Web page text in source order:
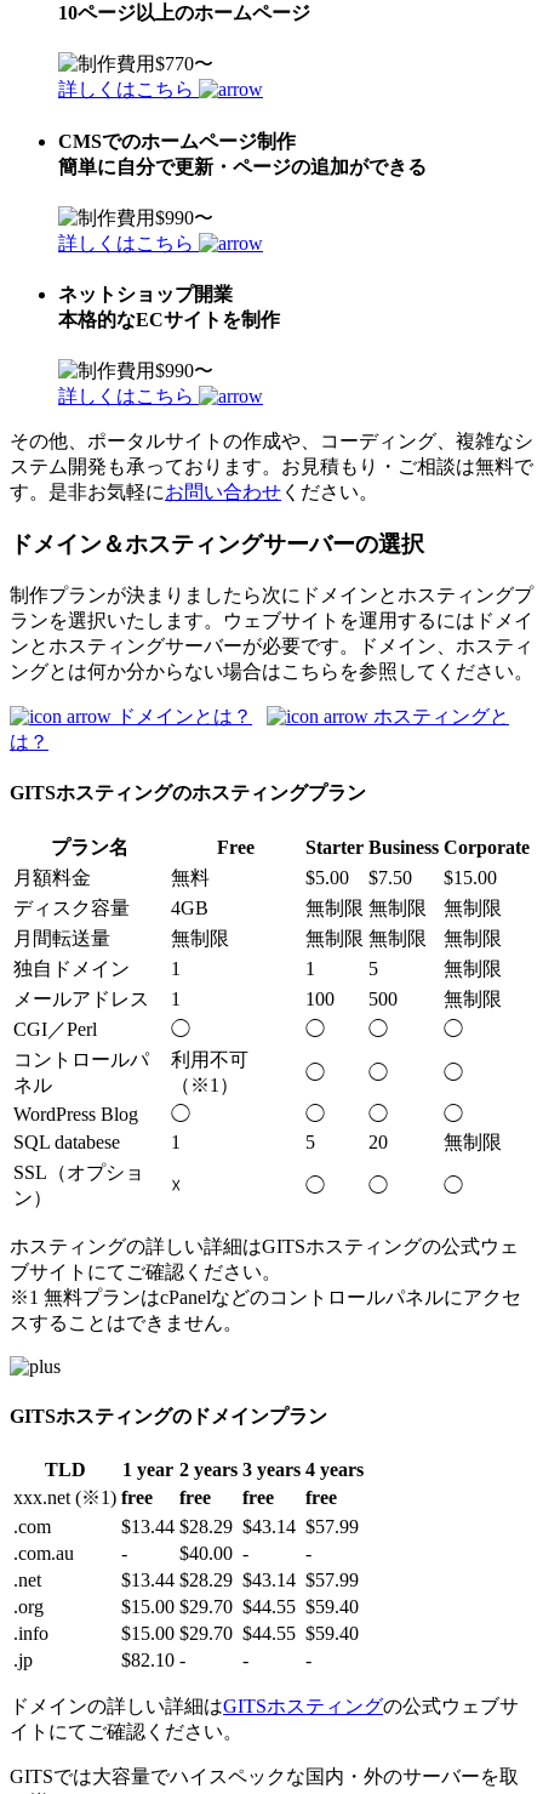
10ページ以上のホームページ
詳しくはこちら
CMSでのホームページ制作
簡単に自分で更新・ページの追加ができる
詳しくはこちら
ネットショップ開業
本格的なECサイトを制作
詳しくはこちら
その他、ポータルサイトの作成や、コーディング、複雑なシ
ステム開発も承っております。お見積もり・ご相談は無料で
す。是非お気軽にお問い合わせ ください。
ドメイン＆ホスティングサーバーの選択
制作プランが決まりましたら次にドメインとホスティングプ
ランを選択いたします。ウェブサイトを運用するにはドメイ
ンとホスティングサーバーが必要です。ドメイン、ホスティ
ングとは何か分からない場合はこちらを参照してください。
ドメインとは？
ホスティングと
は？
GITSホスティングのホスティングプラン
プラン名 Free Starter Business Corporate
月額料金
無料 $5.00 $7.50
$15.00
ディスク容量
4GB 無制限 無制限
無制限
月間転送量
無制限 無制限 無制限
無制限
独自ドメイン
1 1 5
無制限
メールアドレス
1 100 500
無制限
CGI／Perl
◯ ◯ ◯
◯
コントロールパ
ネル
利用不可
（※1）
◯ ◯
◯
WordPress Blog
◯ ◯ ◯
◯
SQL databese
1 5 20
無制限
SSL（オプショ
ン）
☓ ◯ ◯ ◯
ホスティングの詳しい詳細はGITSホスティングの公式ウェ
ブサイトにてご確認ください。
※1 無料プランはcPanelなどのコントロールパネルにアクセ
スすることはできません。
GITSホスティングのドメインプラン
TLD 1 year 2 years 3 years 4 years
xxx.net (※1) free free free
free
.com
$13.44 $28.29 $43.14 $57.99
.com.au
- $40.00 -
-
.net
$13.44 $28.29 $43.14 $57.99
.org
$15.00 $29.70 $44.55 $59.40
.info
$15.00 $29.70 $44.55 $59.40
.jp
$82.10 - - -
ドメインの詳しい詳細はGITSホスティングの公式ウェブサ
イトにてご確認ください。
GITSでは大容量でハイスペックな国内・外のサーバーを取